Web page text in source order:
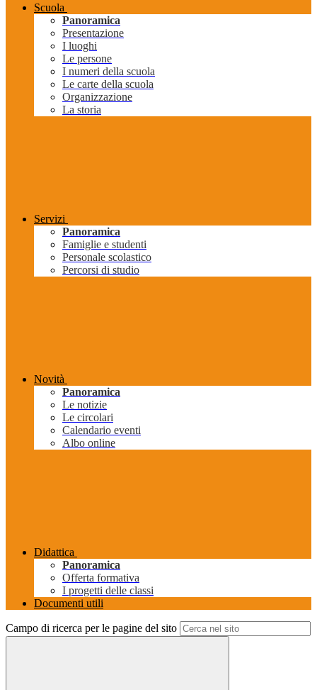
Scuola
Panoramica
Presentazione
I luoghi
Le persone
I numeri della scuola
Le carte della scuola
Organizzazione
La storia
Servizi
Panoramica
Famiglie e studenti
Personale scolastico
Percorsi di studio
Novità
Panoramica
Le notizie
Le circolari
Calendario eventi
Albo online
Didattica
Panoramica
Offerta formativa
I progetti delle classi
Documenti utili
Campo di ricerca per le pagine del sito